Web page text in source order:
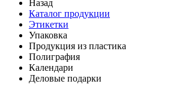
Назад
Каталог продукции
Этикетки
Упаковка
Продукция из пластика
Полиграфия
Календари
Деловые подарки